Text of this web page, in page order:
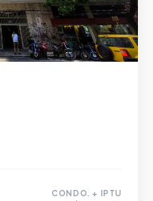
CONDO. + IPTU